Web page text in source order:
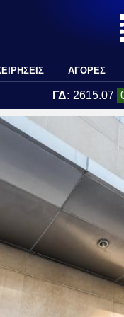
ΑΓΟΡΕΣ
ΓΔ: 2615.07